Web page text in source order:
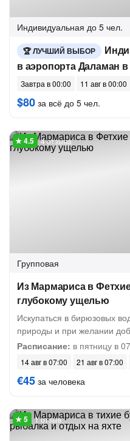
Индивидуальная до 5 чел.
ЛУЧШИЙ ВЫБОР
в аэропорта Даламан
Завтра в 00:00 11 авг в 00:00
$80 за всё до 5 чел.
4 отзыва
Групповая
Из Мармариса в
глубокому ущелью
Искупаться в бирюзовых
природы и при желании
Расписание: в пятницу в
14 авг в 07:00 21 авг в 07:00
€45 за человека
1 отзыв